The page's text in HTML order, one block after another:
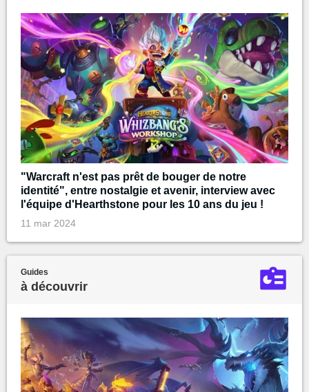
"Warcraft n'est pas prêt de bouger de notre
identité", entre nostalgie et avenir, interview avec
l'équipe d'Hearthstone pour les 10 ans du jeu !
11 mar 2024
Guides
à découvrir